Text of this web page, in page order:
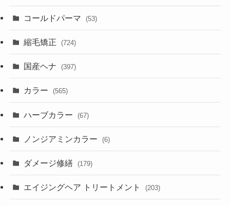
コールドパーマ (53)
縮毛矯正 (724)
国産ヘナ (397)
カラー (565)
ハーブカラー (67)
ノンジアミンカラー (6)
ダメージ修繕 (179)
エイジングヘア トリートメント (203)